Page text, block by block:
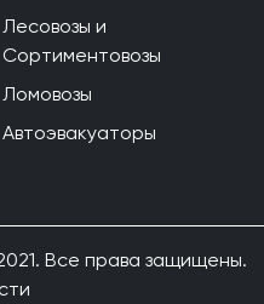
Лесовозы и
Сортиментовозы
Ломовозы
Автоэвакуаторы
Все права защищены.